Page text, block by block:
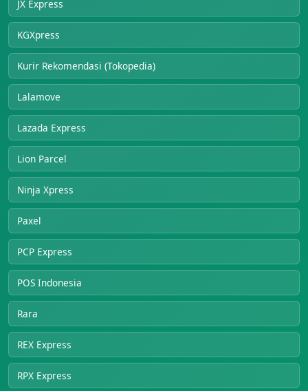
JX Express
KGXpress
Kurir Rekomendasi (Tokopedia)
Lalamove
Lazada Express
Lion Parcel
Ninja Xpress
Paxel
PCP Express
POS Indonesia
Rara
REX Express
RPX Express